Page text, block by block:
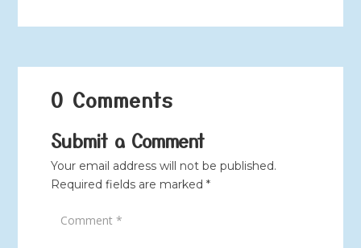
0 Comments
Submit a Comment
Your email address will not be published.
Required fields are marked *